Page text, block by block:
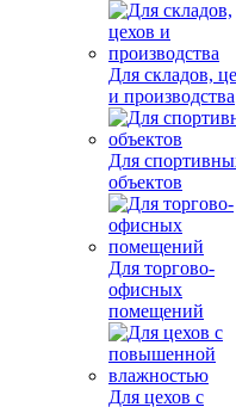
Для складов,
и производства
Для
объектов
Для торгово-
офисных
помещений
Для цехов с